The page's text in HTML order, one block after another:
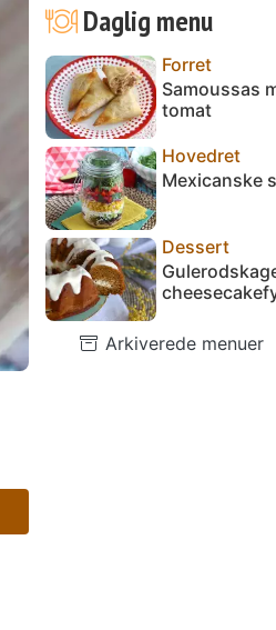
Daglig menu
Forret
Samoussas
tomat
Hovedret
Mexicanske
Dessert
Arkiverede menuer